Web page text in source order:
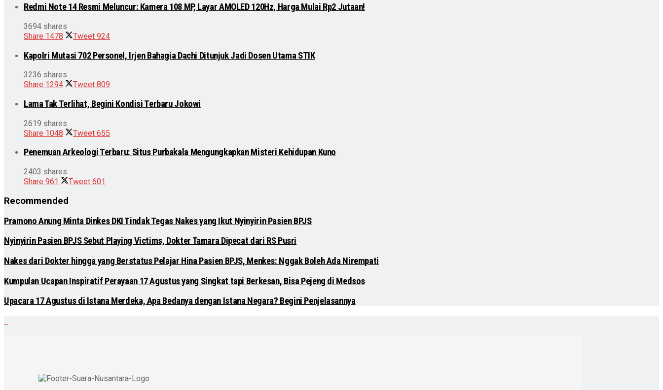
Redmi Note 14 Resmi Meluncur: Kamera 108 MP, Layar AMOLED 120Hz, Harga Mulai Rp2 Jutaan!
3694 shares
Share 1478 Tweet 924
Kapolri Mutasi 702 Personel, Irjen Bahagia Dachi Ditunjuk Jadi Dosen Utama STIK
3236 shares
Share 1294 Tweet 809
Lama Tak Terlihat, Begini Kondisi Terbaru Jokowi
2619 shares
Share 1048 Tweet 655
Penemuan Arkeologi Terbaru: Situs Purbakala Mengungkapkan Misteri Kehidupan Kuno
2403 shares
Share 961 Tweet 601
Recommended
Pramono Anung Minta Dinkes DKI Tindak Tegas Nakes yang Ikut Nyinyirin Pasien BPJS
Nyinyirin Pasien BPJS Sebut Playing Victims, Dokter Tamara Dipecat dari RS Pusri
Nakes dari Dokter hingga yang Berstatus Pelajar Hina Pasien BPJS, Menkes: Nggak Boleh Ada Nirempati
Kumpulan Ucapan Inspiratif Perayaan 17 Agustus yang Singkat tapi Berkesan, Bisa Pejeng di Medsos
Upacara 17 Agustus di Istana Merdeka, Apa Bedanya dengan Istana Negara? Begini Penjelasannya